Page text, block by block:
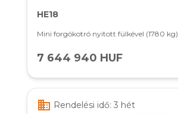
HE18
Mini forgókotró nyitott fülkével (1780 kg)
7 644 940 HUF
business Rendelési idő: 3 hét